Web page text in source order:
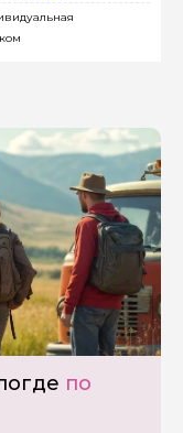
по
можете их
персональных